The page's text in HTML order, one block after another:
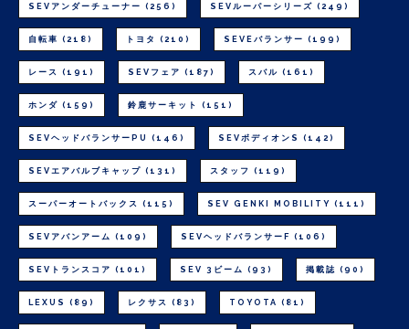
SEVアンダーチューナー (256) SEVルーパーシリーズ (249)
自転車 (218) トヨタ (210) SEVEバランサー (199)
レース (191) SEVフェア (187) スバル (161)
ホンダ (159) 鈴鹿サーキット (151)
SEVヘッドバランサーPU (146) SEVボディオンS (142)
SEVエアバルブキャップ (131) スタッフ (119)
スーパーオートバックス (115) SEV GENKI MOBILITY (111)
SEVアバンアーム (109) SEVヘッドバランサーF (106)
SEVトランスコア (101) SEV 3ビーム (93) 掲載誌 (90)
LEXUS (89) レクサス (83) TOYOTA (81)